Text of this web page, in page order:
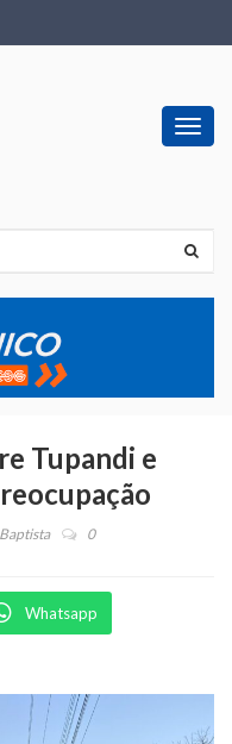
Tupandi e
0
Whatsapp